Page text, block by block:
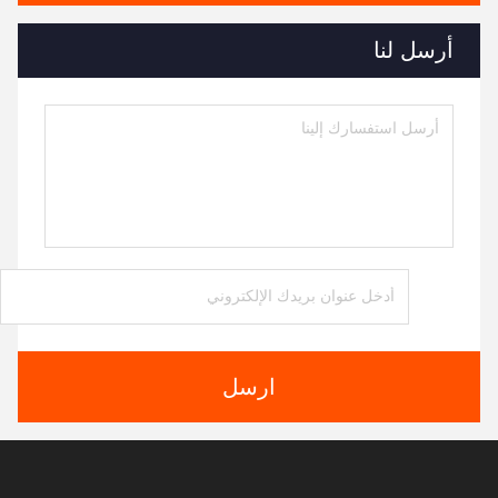
أرسل لنا
ارسل